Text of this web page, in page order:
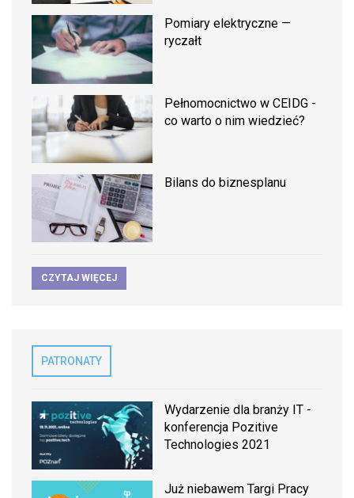
Pomiary elektryczne —
ryczałt
Pełnomocnictwo w CEIDG -
co warto o nim wiedzieć?
Bilans do biznesplanu
CZYTAJ WIĘCEJ
PATRONATY
Wydarzenie dla branży IT -
konferencja Pozitive
Technologies 2021
Już niebawem Targi Pracy